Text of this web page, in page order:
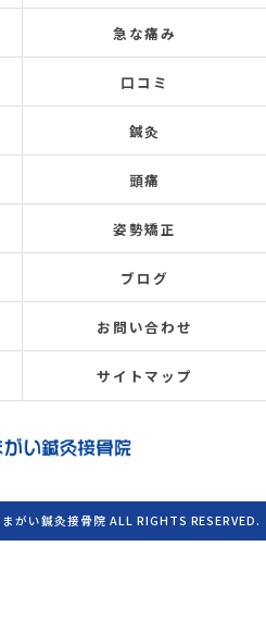
急な痛み
口コミ
鍼灸
頭痛
姿勢矯正
ブログ
お問い合わせ
サイトマップ
がい鍼灸接骨院 ALL RIGHTS RESERVED.